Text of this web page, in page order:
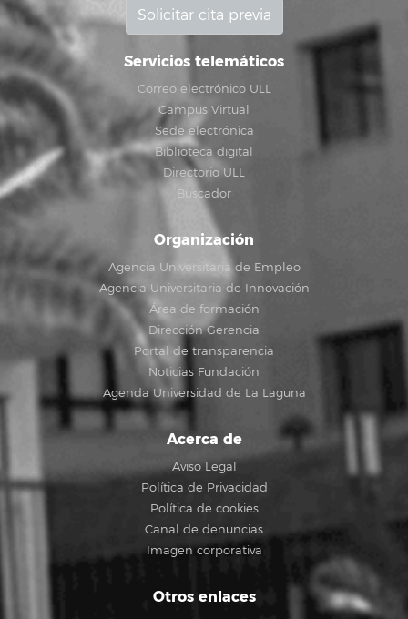
Solicitar cita previa
Servicios telemáticos
Correo electrónico ULL
Campus Virtual
Sede electrónica
Biblioteca digital
Directorio ULL
Buscador
Organización
Agencia Universitaria de Empleo
Agencia Universitaria de Innovación
Área de formación
Dirección Gerencia
Portal de transparencia
Noticias Fundación
Agenda Universidad de La Laguna
Acerca de
Aviso Legal
Política de Privacidad
Política de cookies
Canal de denuncias
Imagen corporativa
Otros enlaces